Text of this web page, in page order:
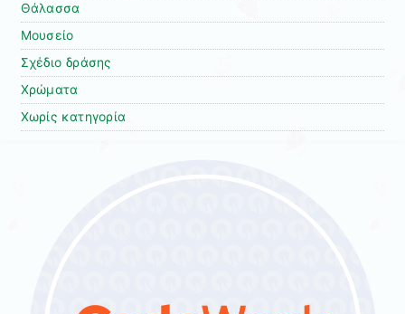
Θάλασσα
Μουσείο
Σχέδιο δράσης
Χρώματα
Χωρίς κατηγορία